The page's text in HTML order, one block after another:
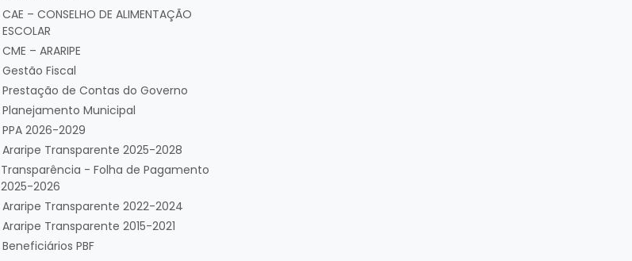
CAE – CONSELHO DE ALIMENTAÇÃO
ESCOLAR
CME – ARARIPE
Gestão Fiscal
Prestação de Contas do Governo
Planejamento Municipal
PPA 2026-2029
Araripe Transparente 2025-2028
Transparência - Folha de Pagamento
2025-2026
Araripe Transparente 2022-2024
Araripe Transparente 2015-2021
Beneficiários PBF